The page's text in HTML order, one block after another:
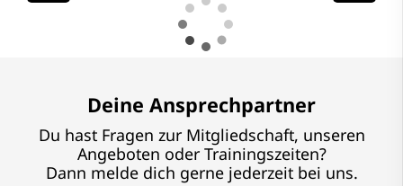
Deine Ansprechpartner
Du hast Fragen zur Mitgliedschaft, unseren
Angeboten oder Trainingszeiten?
Dann melde dich gerne jederzeit bei uns.